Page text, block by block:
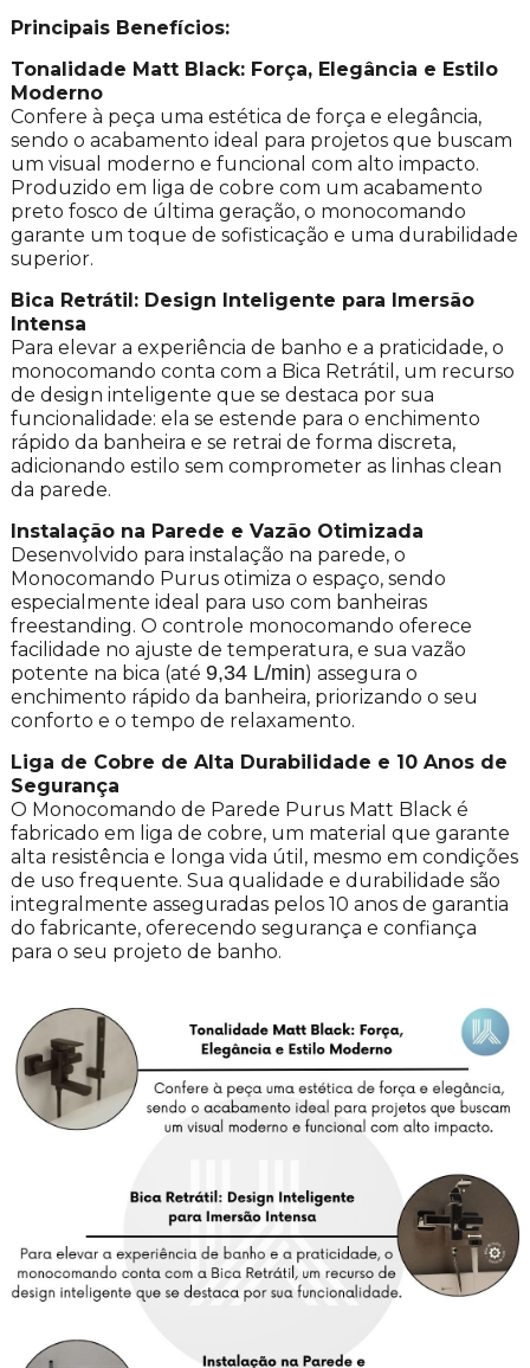
Principais Benefícios:
Tonalidade Matt Black: Força, Elegância e Estilo
Moderno
Confere à peça uma estética de força e elegância,
sendo o acabamento ideal para projetos que buscam
um visual moderno e funcional com alto impacto.
Produzido em liga de cobre com um acabamento
preto fosco de última geração, o monocomando
garante um toque de sofisticação e uma durabilidade
superior.
Bica Retrátil: Design Inteligente para Imersão
Intensa
Para elevar a experiência de banho e a praticidade, o
monocomando conta com a Bica Retrátil, um recurso
de design inteligente que se destaca por sua
funcionalidade: ela se estende para o enchimento
rápido da banheira e se retrai de forma discreta,
adicionando estilo sem comprometer as linhas clean
da parede.
Instalação na Parede e Vazão Otimizada
Desenvolvido para instalação na parede, o
Monocomando Purus otimiza o espaço, sendo
especialmente ideal para uso com banheiras
freestanding. O controle monocomando oferece
facilidade no ajuste de temperatura, e sua vazão
potente na bica (até 9,34 L/min) assegura o
enchimento rápido da banheira, priorizando o seu
conforto e o tempo de relaxamento.
Liga de Cobre de Alta Durabilidade e 10 Anos de
Segurança
O Monocomando de Parede Purus Matt Black é
fabricado em liga de cobre, um material que garante
alta resistência e longa vida útil, mesmo em condições
de uso frequente. Sua qualidade e durabilidade são
integralmente asseguradas pelos 10 anos de garantia
do fabricante, oferecendo segurança e confiança
para o seu projeto de banho.